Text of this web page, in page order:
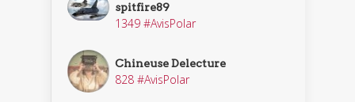
spitfire89
1349 #AvisPolar
Chineuse Delecture
828 #AvisPolar